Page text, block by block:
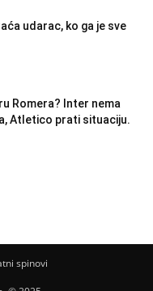
udarac, ko ga je sve
Romera? Inter nema
Atletico prati situaciju.
spinovi